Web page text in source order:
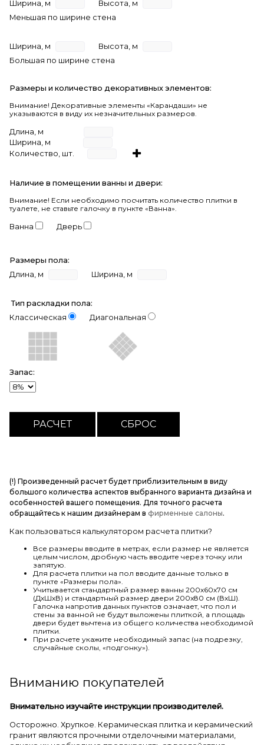
Ширина, м
Высота, м
Меньшая по ширине стена
Ширина, м
Высота, м
Большая по ширине стена
Размеры и количество декоративных элементов:
Внимание! Декоративные элементы «Карандаши» не
указываются в виду их незначительных размеров.
Длина, м
Ширина, м
Количество, шт.
Наличие в помещении ванны и двери:
Внимание! Если необходимо посчитать количество плитки в
туалете, не ставьте галочку в пункте «Ванна».
Ванна Дверь
Размеры пола:
Длина, м
Ширина, м
Тип раскладки пола:
Классическая
Диагональная
Запас:
(!) Произведенный расчет будет приблизительным в виду
большого количества аспектов выбранного варианта дизайна и
особенностей вашего помещения. Для точного расчета
обращайтесь к нашим дизайнерам в фирменные салоны.
Как пользоваться калькулятором расчета плитки?
Все размеры вводите в метрах, если размер не является
целым числом, дробную часть вводите через точку или
запятую.
Для расчета плитки на пол вводите данные только в
пункте «Размеры пола».
Учитывается стандартный размер ванны 200х60х70 см
(ДхШхВ) и стандартный размер двери 200х80 см (ВхШ).
Галочка напротив данных пунктов означает, что пол и
стены за ванной не будут выложены плиткой, а площадь
двери будет вычтена из общего количества необходимой
плитки.
При расчете укажите необходимый запас (на подрезку,
случайные сколы, «подгонку»).
Вниманию покупателей
Внимательно изучайте инструкции производителей.
Осторожно. Хрупкое. Керамическая плитка и керамический
гранит являются прочными отделочными материалами,